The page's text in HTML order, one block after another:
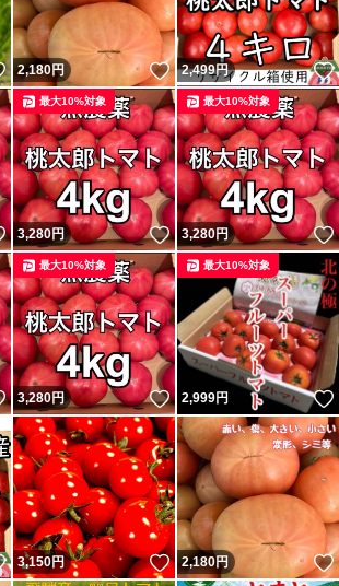
いいね！
2,180円 いいね！
2,499円
いいね！
3,280円 いいね！
最大10%対象
3,280円
最大10%対象
いいね！
3,280円 いいね！
最大10%対象
2,999円
最大10%対象
いいね！
3,150円 いいね！
2,180円